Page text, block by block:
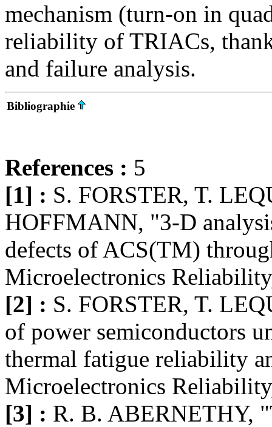
mechanism (turn-on in
reliability of TRIACs,
and failure analysis.
Bibliographie
References : 5
[1] : S. FORSTER, T.
HOFFMANN, "3-D
defects of ACS(TM)
Microelectronics
[2] : S. FORSTER, T.
of power semiconductors
thermal fatigue reliability
Microelectronics
[3] : R. B. ABERNETHY,